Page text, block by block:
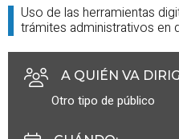
Uso de las herramientas
trámites administrativos en
A QUIÉN VA
Otro tipo de público